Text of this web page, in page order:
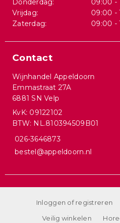
Donderdag:
09:00 -
Vrijdag:
09:00 -
Zaterdag:
09:00 -
Contact
Wijnhandel Appeldoorn
Emmastraat 27A
6881 SN Velp
KvK: 09122102
BTW: NL.810394509B01
026-3646873
bestel@appeldoorn.nl
Inloggen of registreren
Veilig winkelen